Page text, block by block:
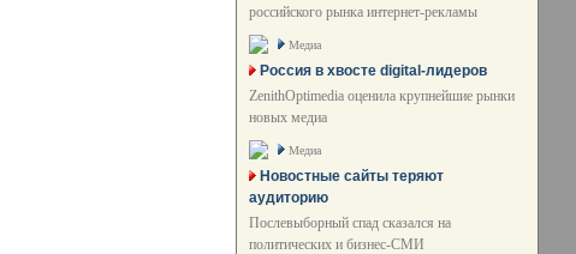
российского рынка интернет-рекламы
Медиа
Россия в хвосте digital-лидеров
ZenithOptimedia оценила крупнейшие рынки
новых медиа
Медиа
Новостные сайты теряют
аудиторию
Послевыборный спад сказался на
политических и бизнес-СМИ